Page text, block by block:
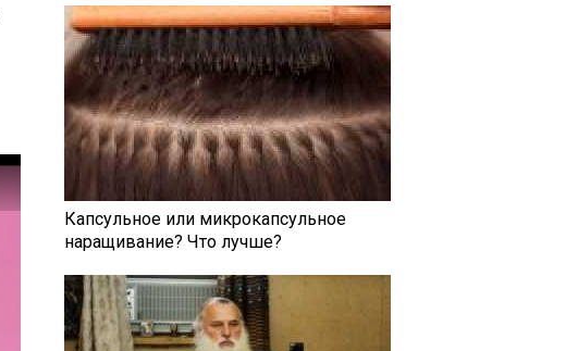
Капсульное или микрокапсульное
наращивание? Что лучше?